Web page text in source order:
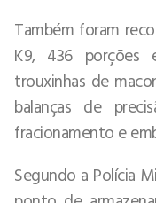
Também foram
K9, 436 porções
trouxinhas de
balanças de
fracionamento e
Segundo a Polícia